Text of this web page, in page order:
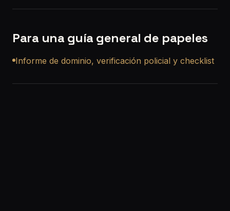
Para una guía general de papeles
Informe de dominio, verificación policial y checklist